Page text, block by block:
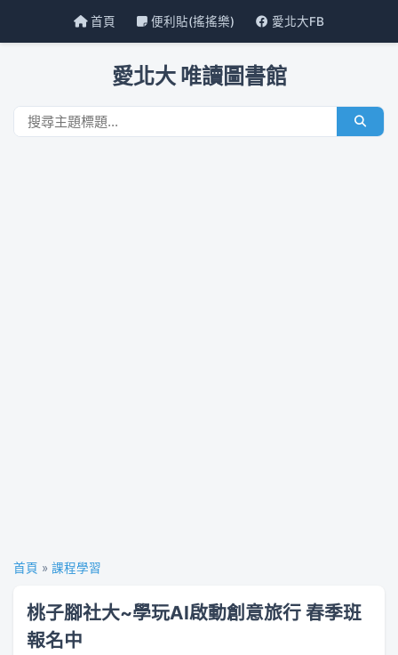
首頁 便利貼(搖搖樂) 愛北大FB
愛北大 唯讀圖書館
首頁 » 課程學習
桃子腳社大~學玩AI啟動創意旅行 春季班
報名中